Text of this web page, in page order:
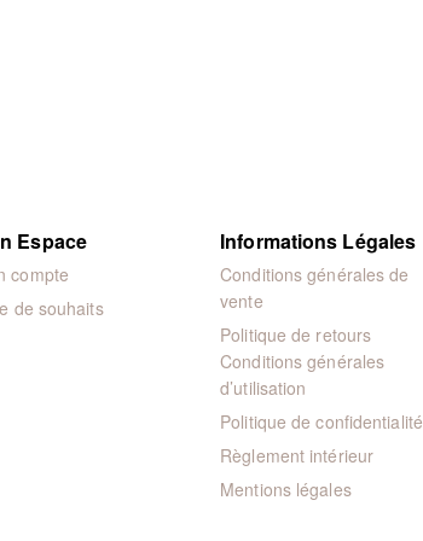
Espace
compte
de souhaits
Informations Légales
Conditions générales de
vente
Politique de retours
Conditions générales
d’utilisation
Politique de confidentialité
Règlement intérieur
Mentions légales